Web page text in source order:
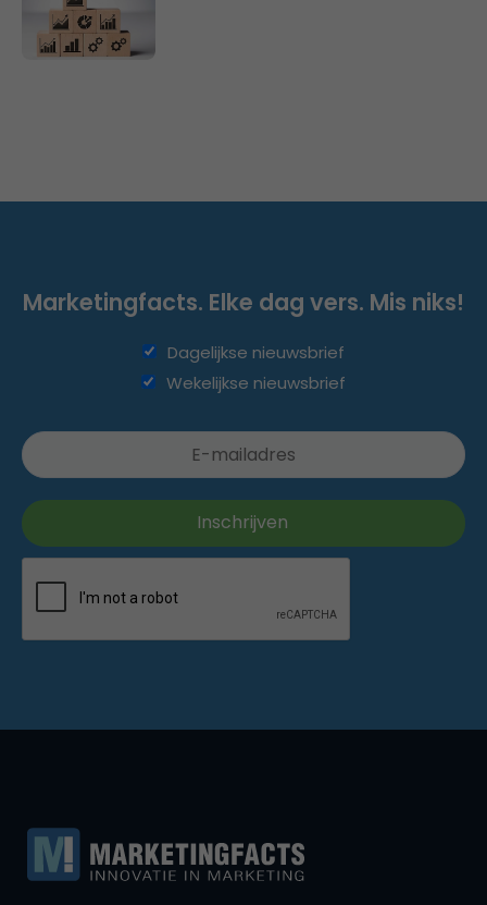
Marketingfacts. Elke dag vers. Mis niks!
Dagelijkse nieuwsbrief
Wekelijkse nieuwsbrief